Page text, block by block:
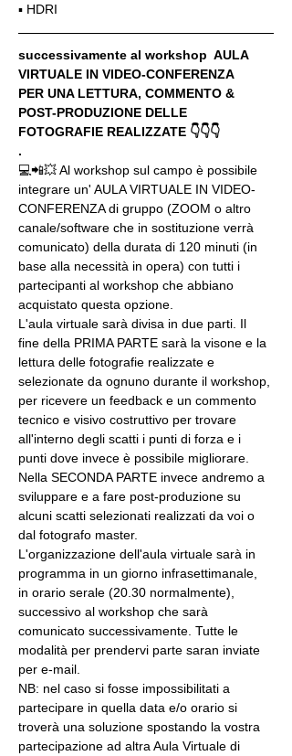
▪️ HDRI
successivamente al workshop  AULA
VIRTUALE IN VIDEO-CONFERENZA
PER UNA LETTURA, COMMENTO &
POST-PRODUZIONE DELLE
FOTOGRAFIE REALIZZATE 👇👇👇
.
💻📲💥 Al workshop sul campo è possibile
integrare un' AULA VIRTUALE IN VIDEO-
CONFERENZA di gruppo (ZOOM o altro
canale/software che in sostituzione verrà
comunicato) della durata di 120 minuti (in
base alla necessità in opera) con tutti i
partecipanti al workshop che abbiano
acquistato questa opzione.
L'aula virtuale sarà divisa in due parti. Il
fine della PRIMA PARTE sarà la visone e la
lettura delle fotografie realizzate e
selezionate da ognuno durante il workshop,
per ricevere un feedback e un commento
tecnico e visivo costruttivo per trovare
all'interno degli scatti i punti di forza e i
punti dove invece è possibile migliorare.
Nella SECONDA PARTE invece andremo a
sviluppare e a fare post-produzione su
alcuni scatti selezionati realizzati da voi o
dal fotografo master.
L'organizzazione dell'aula virtuale sarà in
programma in un giorno infrasettimanale,
in orario serale (20.30 normalmente),
successivo al workshop che sarà
comunicato successivamente. Tutte le
modalità per prendervi parte saran inviate
per e-mail.
NB: nel caso si fosse impossibilitati a
partecipare in quella data e/o orario si
troverà una soluzione spostando la vostra
partecipazione ad altra Aula Virtuale di